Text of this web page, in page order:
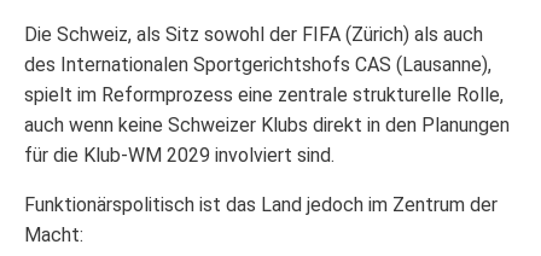
Die Schweiz, als Sitz sowohl der FIFA (Zürich) als auch
des Internationalen Sportgerichtshofs CAS (Lausanne),
spielt im Reformprozess eine zentrale strukturelle Rolle,
auch wenn keine Schweizer Klubs direkt in den Planungen
für die Klub-WM 2029 involviert sind.
Funktionärspolitisch ist das Land jedoch im Zentrum der
Macht: